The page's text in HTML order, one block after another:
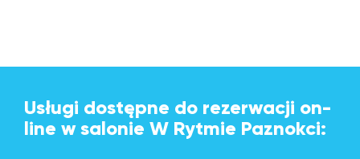
Usługi dostępne do rezerwacji on-
line w salonie W Rytmie Paznokci: